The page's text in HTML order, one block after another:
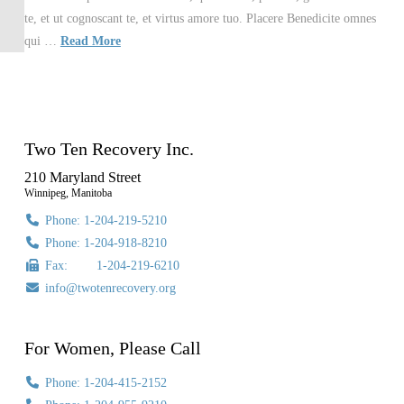
te, et ut cognoscant te, et virtus amore tuo. Placere Benedicite omnes
qui … Read More
Two Ten Recovery Inc.
210 Maryland Street
Winnipeg, Manitoba
Phone: 1-204-219-5210
Phone: 1-204-918-8210
Fax: 1-204-219-6210
info@twotenrecovery.org
For Women, Please Call
Phone: 1-204-415-2152